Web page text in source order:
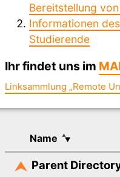
Bereitstellung
Informationen
Studierende
Ihr findet uns im
Linksammlung „Remote
Name
Parent